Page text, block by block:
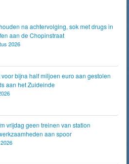
na achtervolging, sok met drugs in
aan de Chopinstraat
2026
bijna half miljoen euro aan gestolen
aan het Zuideinde
vrijdag geen treinen van station
aan spoor